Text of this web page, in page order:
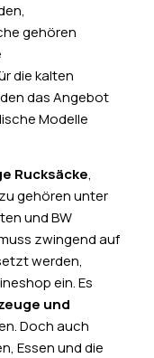
gehören
die kalten
das Angebot
Modelle
Rucksäcke,
gehören unter
und BW
zwingend auf
werden,
ein. Es
und
Doch auch
Essen und die